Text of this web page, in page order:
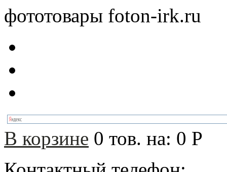
фототовары foton-irk.ru
В корзине 0 тов. на: 0 Р